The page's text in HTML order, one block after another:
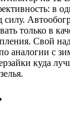
в
только в
Свой
аналогии с
куда